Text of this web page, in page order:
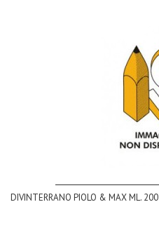
DIVINTERRANO PIOLO & MAX ML. 200